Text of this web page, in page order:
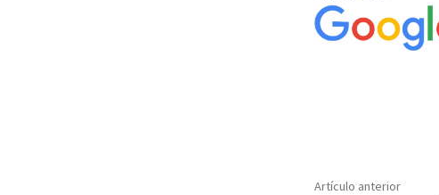
Artículo anterior